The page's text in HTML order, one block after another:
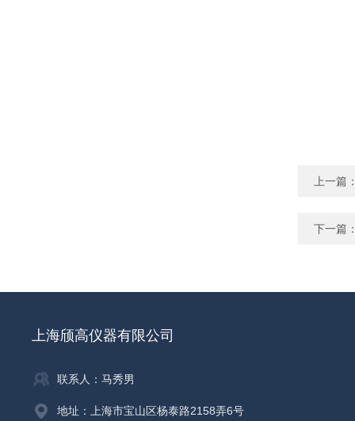
上一篇
下一篇
上海颀高仪器有限公司
联系人：马秀男
地址：上海市宝山区杨泰路2158弄6号